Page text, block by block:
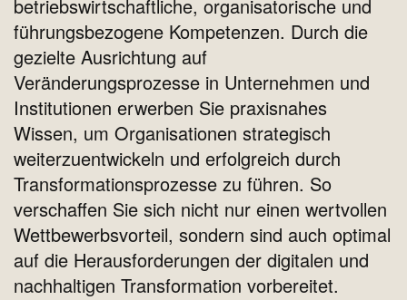
betriebswirtschaftliche, organisatorische und
führungsbezogene Kompetenzen. Durch die
gezielte Ausrichtung auf
Veränderungsprozesse in Unternehmen und
Institutionen erwerben Sie praxisnahes
Wissen, um Organisationen strategisch
weiterzuentwickeln und erfolgreich durch
Transformationsprozesse zu führen. So
verschaffen Sie sich nicht nur einen wertvollen
Wettbewerbsvorteil, sondern sind auch optimal
auf die Herausforderungen der digitalen und
nachhaltigen Transformation vorbereitet.